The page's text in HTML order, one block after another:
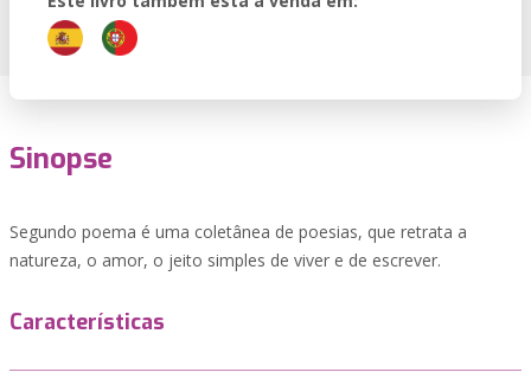
Sinopse
Segundo poema é uma coletânea de poesias, que retrata a
natureza, o amor, o jeito simples de viver e de escrever.
Características